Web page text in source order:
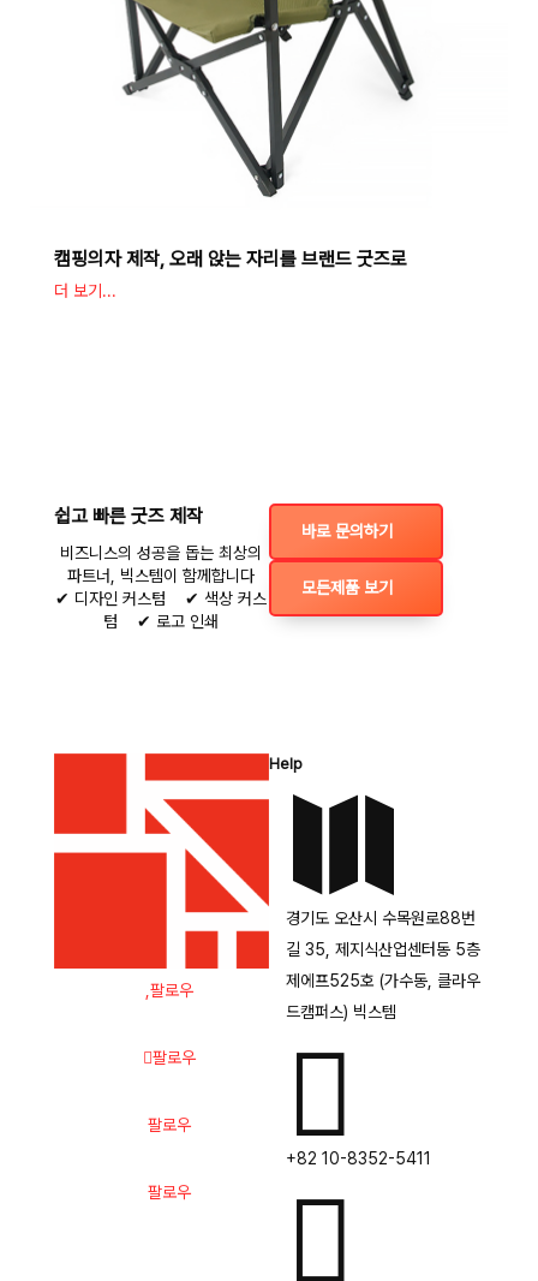
캠핑의자 제작, 오래 앉는 자리를 브랜드 굿즈로
더 보기...
쉽고 빠른 굿즈 제작
비즈니스의 성공을 돕는 최상의
파트너, 빅스템이 함께합니다
✔ 디자인 커스텀 ✔ 색상 커스
텀 ✔ 로고 인쇄
바로 문의하기
모든제품 보기
팔로우
팔로우
팔로우
팔로우
Help

경기도 오산시 수목원로88번
길 35, 제지식산업센터동 5층
제에프525호 (가수동, 클라우
드캠퍼스) 빅스템

+82 10-8352-5411
